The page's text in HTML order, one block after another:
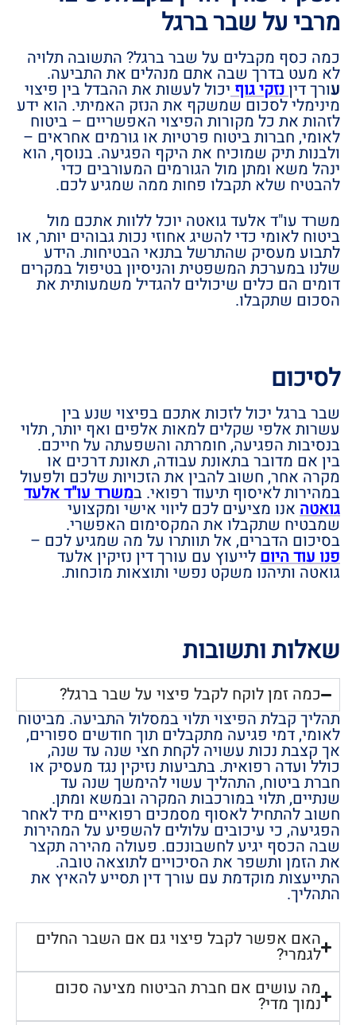
מרבי על שבר ברגל
כמה כסף מקבלים על שבר ברגל? התשובה תלויה
לא מעט בדרך שבה אתם מנהלים את התביעה.
עורך דיןנזקי גוףיכול לעשות את ההבדל בין פיצוי
מינימלי לסכום שמשקף את הנזק האמיתי. הוא ידע
לזהות את כל מקורות הפיצוי האפשריים – ביטוח
לאומי, חברות ביטוח פרטיות או גורמים אחראים –
ולבנות תיק שמוכיח את היקף הפגיעה. בנוסף, הוא
ינהל משא ומתן מול הגורמים המעורבים כדי
להבטיח שלא תקבלו פחות ממה שמגיע לכם.
משרד עו"ד אלעד גואטה יוכל ללוות אתכם מול
ביטוח לאומי כדי להשיג אחוזי נכות גבוהים יותר, או
לתבוע מעסיק שהתרשל בתנאי הבטיחות. הידע
שלנו במערכת המשפטית והניסיון בטיפול במקרים
דומים הם כלים שיכולים להגדיל משמעותית את
הסכום שתקבלו.
לסיכום
שבר ברגל יכול לזכות אתכם בפיצוי שנע בין
עשרות אלפי שקלים למאות אלפים ואף יותר, תלוי
בנסיבות הפגיעה, חומרתה והשפעתה על חייכם.
בין אם מדובר בתאונת עבודה, תאונת דרכים או
מקרה אחר, חשוב להבין את הזכויות שלכם ולפעול
במהירות לאיסוף תיעוד רפואי. במשרד עו"ד אלעד
גואטה אנו מציעים לכם ליווי אישי ומקצועי
שמבטיח שתקבלו את המקסימום האפשרי.
בסיכום הדברים, אל תוותרו על מה שמגיע לכם –
פנו עוד היוםלייעוץ עם עורך דין נזיקין אלעד
גואטה ותיהנו משקט נפשי ותוצאות מוכחות.
שאלות ותשובות
כמה זמן לוקח לקבל פיצוי על שבר ברגל?
תהליך קבלת הפיצוי תלוי במסלול התביעה. מביטוח
לאומי, דמי פגיעה מתקבלים תוך חודשים ספורים,
אך קצבת נכות עשויה לקחת חצי שנה עד שנה,
כולל ועדה רפואית. בתביעות נזיקין נגד מעסיק או
חברת ביטוח, התהליך עשוי להימשך שנה עד
שנתיים, תלוי במורכבות המקרה ובמשא ומתן.
חשוב להתחיל לאסוף מסמכים רפואיים מיד לאחר
הפגיעה, כי עיכובים עלולים להשפיע על המהירות
שבה הכסף יגיע לחשבונכם. פעולה מהירה תקצר
את הזמן ותשפר את הסיכויים לתוצאה טובה.
התייעצות מוקדמת עם עורך דין תסייע להאיץ את
התהליך.
האם אפשר לקבל פיצוי גם אם השבר החלים
לגמרי?
מה עושים אם חברת הביטוח מציעה סכום
נמוך מדי?